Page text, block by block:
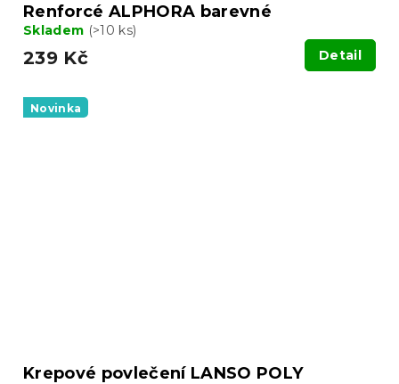
Renforcé ALPHORA barevné
Skladem (>10 ks)
239 Kč Detail
Novinka
Krepové povlečení LANSO POLY